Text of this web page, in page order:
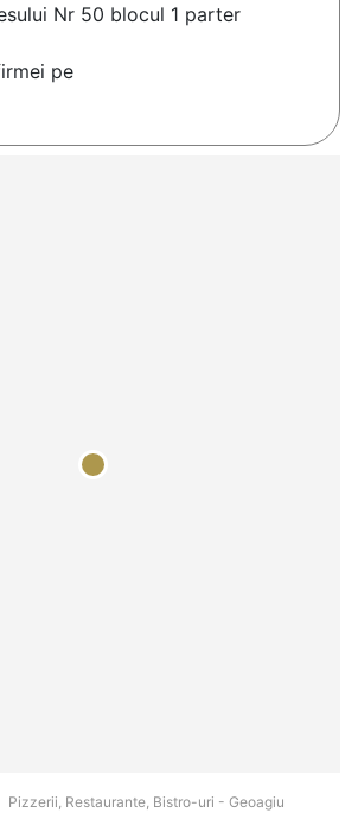
Nr 50 blocul 1 parter
pe
Pizzerii, Restaurante, Bistro-uri - Geoagiu